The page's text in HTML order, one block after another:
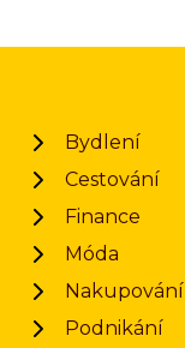
Bydlení
Cestování
Finance
Móda
Nakupování
Podnikání